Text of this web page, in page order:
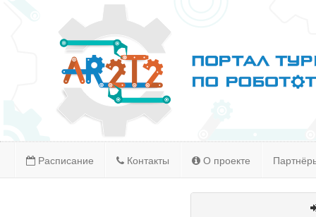
Расписание Контакты О проекте